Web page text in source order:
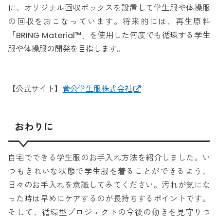
に、オリジナル回収ボックスを設置して学生服や体操服
の回収をおこなっています。将来的には、再生原料
「BRING Material™」を使用した何度でも循環する学生
服や体操服の開発を目指します。
【公式サイト】 菅公学生服株式会社
おわりに
自宅でできる学生服のお手入れ方法を紹介しました。い
つもきれいな状態で学生服を着ることができるよう、
日々のお手入れを意識してみてください。汚れが気にな
った時は早めにケアするのが長持ちするポイントです。
そして、循環型プロジェクトの今後の動きを見守りつ